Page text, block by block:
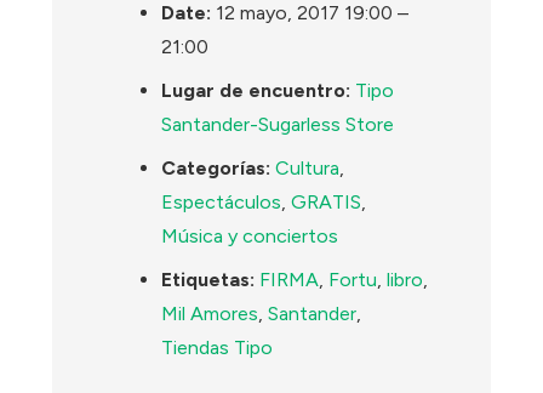
Date: 12 mayo, 2017 19:00 –
21:00
Lugar de encuentro: Tipo
Santander-Sugarless Store
Categorías: Cultura,
Espectáculos,GRATIS,
Música y conciertos
Etiquetas: FIRMA, Fortu,libro,
Mil Amores,Santander,
Tiendas Tipo